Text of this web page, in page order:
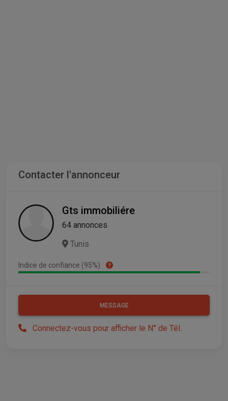
Contacter l'annonceur
Gts immobiliére
64 annonces
Tunis
Indice de confiance (95%)
MESSAGE
Connectez-vous pour afficher le N° de Tél.